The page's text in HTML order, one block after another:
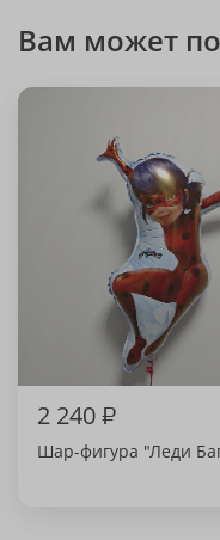
Вам может
2 240₽
Шар-фигура "Леди